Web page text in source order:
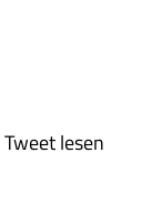
Tweet lesen